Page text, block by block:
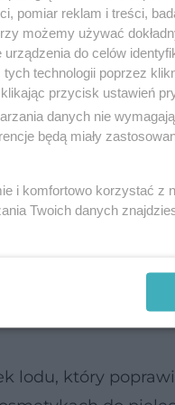
Jak
od
do czterech litrów
płynów, w
o jakość skóry
dnia. Chodzi o
dolewa do
lodu, który
pomiar reklam i treści,
możemy używać
do celów
technologii poprzez
przycisk ustawień
danych nie
będą miały
i komfortowo korzystać z
Twoich danych